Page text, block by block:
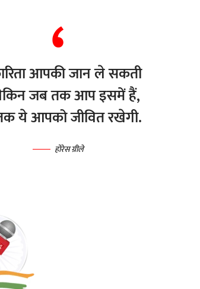
आपकी जान ले सकती
जब तक आप इसमें हैं,
ये आपको जीवित रखेगी.
होरेस ग्रीले